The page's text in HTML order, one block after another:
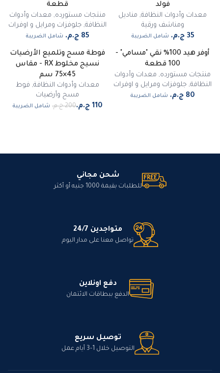
فولد
معدات وأدوات النظافة, مناديل
ومناشف ورقية
شامل الضريبة
قطعة
منتجات مستورده, معدات وأدوات
النظافة, جلوفزات ومرايل و اوفرات
شامل الضريبة
أوفر هيد 100% نقي "مسامي" -
100 قطعة
منتجات مستورده, معدات وأدوات
النظافة, جلوفزات ومرايل و اوفرات
شامل الضريبة
%
فوطة مسح وتلميع الأرضيات
نسيج مخلوط RX - مقاس
45×75 سم
معدات وأدوات النظافة, فوط
مسح وأرضيات
شامل الضريبة
شحن مجاني
للطلبات بقيمة 1000 جنيه أو أكثر
متواجدين 24/7
تواصل معنا على مدار اليوم
دفع اونلاين
الدفع ببطاقات الائتمان
توصيل سريع
التوصيل خلال 1–3 أيام عمل